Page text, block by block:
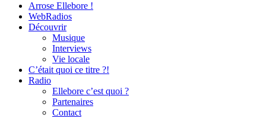
Arrose Ellebore !
WebRadios
Découvrir
Musique
Interviews
Vie locale
C’était quoi ce titre ?!
Radio
Ellebore c’est quoi ?
Partenaires
Contact